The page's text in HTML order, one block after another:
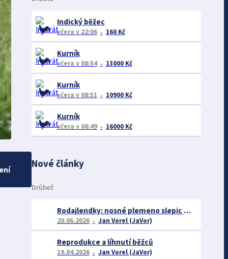
Indický běžec
včera v 22:06 160 Kč
Kurník
včera v 08:54 13000 Kč
Kurník
včera v 08:51 10900 Kč
Kurník
včera v 08:49 16000 Kč
Nové články
Drůbež
Rodajlendky: nosné plemeno slepic vhodné pro začátečníky
20.06.2026 Jan Vorel (JaVor)
Reprodukce a líhnutí běžců
19.04.2026 Jan Vorel (JaVor)